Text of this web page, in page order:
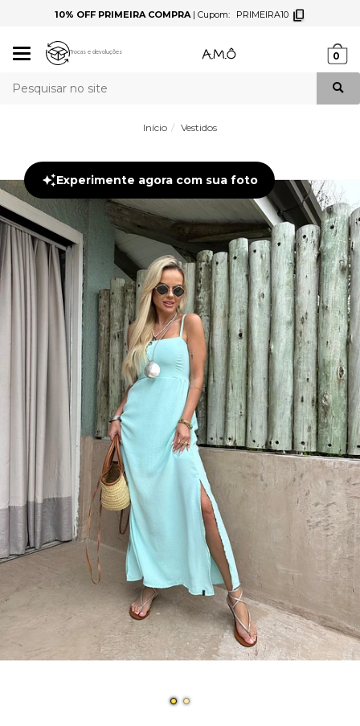
10% OFF PRIMEIRA COMPRA| Cupom: PRIMEIRA10
Mudar
Trocas e devoluções 0
Início Vestidos
Experimente agora com sua foto